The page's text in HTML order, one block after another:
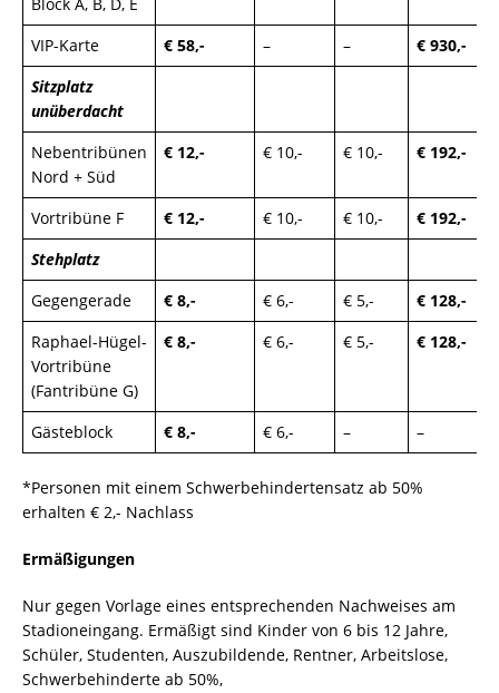
VIP-Karte € 58,- – –
€ 930,-
Sitzplatz
unüberdacht
Nebentribünen
Nord + Süd
€ 12,- € 10,- € 10,- € 192,-
Vortribüne F € 12,- € 10,- € 10,-
€ 192,-
Stehplatz
Gegengerade
€ 8,- € 6,- € 5,-
€ 128,-
Raphael-Hügel-
Vortribüne
(Fantribüne G)
€ 8,- € 6,- € 5,- € 128,-
Gästeblock € 8,- € 6,- – –
*Personen mit einem Schwerbehindertensatz ab 50%
erhalten € 2,- Nachlass
Ermäßigungen
Nur gegen Vorlage eines entsprechenden Nachweises am
Stadioneingang. Ermäßigt sind Kinder von 6 bis 12 Jahre,
Schüler, Studenten, Auszubildende, Rentner, Arbeitslose,
Schwerbehinderte ab 50%,